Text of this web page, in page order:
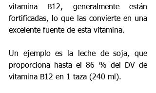
vitamina B12, generalmente están
fortificadas, lo que las convierte en una
excelente fuente de esta vitamina.
Un ejemplo es la leche de soja, que
proporciona hasta el 86 % del DV de
vitamina B12 en 1 taza (240 ml).